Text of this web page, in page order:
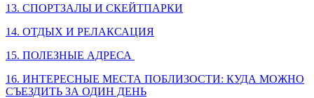
13. СПОРТЗАЛЫ И СКЕЙТПАРКИ
14. ОТДЫХ И РЕЛАКСАЦИЯ
15. ПОЛЕЗНЫЕ АДРЕСА
16. ИНТЕРЕСНЫЕ МЕСТА ПОБЛИЗОСТИ: КУДА МОЖНО
СЪЕЗДИТЬ ЗА ОДИН ДЕНЬ